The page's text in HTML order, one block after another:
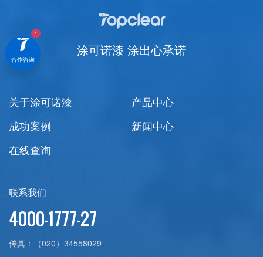
涂可诺漆 涂出心承诺
关于涂可诺漆
产品中心
成功案例
新闻中心
在线查询
联系我们
4000-1777-27
传真： （020）34558029
合作咨询